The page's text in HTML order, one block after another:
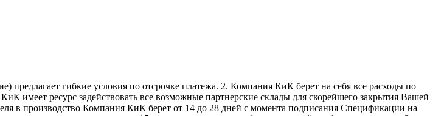
гибкие условия по отсрочке платежа. 2. Компания КиК берет на себя все расходы по
имеет ресурс задействовать все возможные партнерские склады для скорейшего закрытия Вашей
в производство Компания КиК берет от 14 до 28 дней с момента подписания Спецификации на